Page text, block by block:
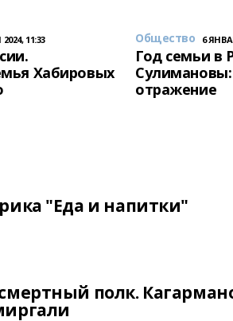
11:33
Хабировых
Общество 6
Год семьи в
отражение
"Еда и напитки"
полк.